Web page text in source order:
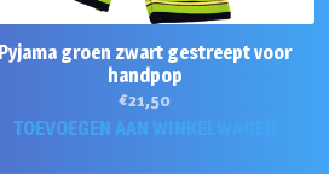
Pyjama groen zwart gestreept voor
handpop
€21,50
TOEVOEGEN AAN WINKELWAGEN